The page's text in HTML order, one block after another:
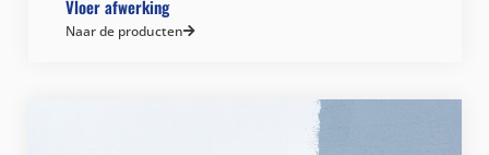
Vloer afwerking
Naar de producten